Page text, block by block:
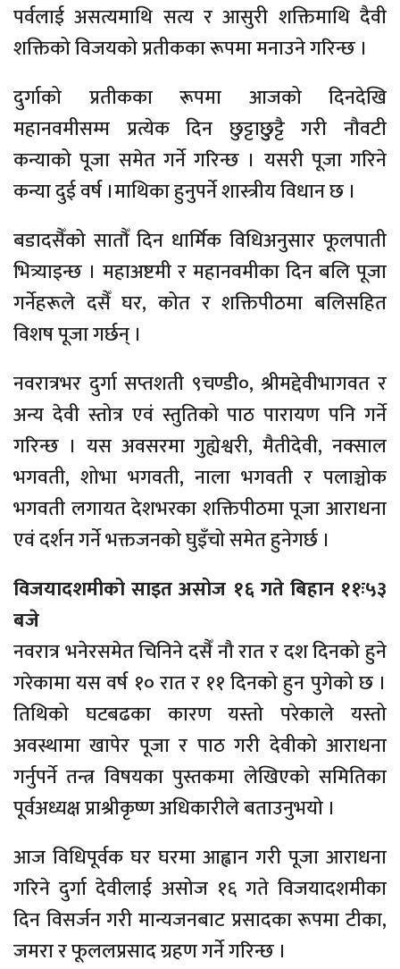
पर्वलाई असत्यमाथि सत्य र आसुरी शक्तिमाथि दैवी
शक्तिको विजयको प्रतीकका रूपमा मनाउने गरिन्छ ।
दुर्गाको प्रतीकका रूपमा आजको दिनदेखि
महानवमीसम्म प्रत्येक दिन छुट्टाछुुट्टै गरी नौवटी
कन्याको पूजा समेत गर्ने गरिन्छ । यसरी पूजा गरिने
कन्या दुई वर्ष ।माथिका हुनुपर्ने शास्त्रीय विधान छ ।
बडादसैँको सातौँ दिन धार्मिक विधिअनुसार फूलपाती
भित्र्याइन्छ । महाअष्टमी र महानवमीका दिन बलि पूजा
गर्नेहरूले दसैँ घर, कोत र शक्तिपीठमा बलिसहित
विशष पूजा गर्छन् ।
नवरात्रभर दुर्गा सप्तशती ९चण्डी०, श्रीमद्देवीभागवत र
अन्य देवी स्तोत्र एवं स्तुतिको पाठ पारायण पनि गर्ने
गरिन्छ । यस अवसरमा गुह्येश्वरी, मैतीदेवी, नक्साल
भगवती, शोभा भगवती, नाला भगवती र पलाञ्चोक
भगवती लगायत देशभरका शक्तिपीठमा पूजा आराधना
एवं दर्शन गर्ने भक्तजनको घुइँचो समेत हुनेगर्छ ।
विजयादशमीको साइत असोज १६ गते बिहान ११ः५३
बजे
नवरात्र भनेरसमेत चिनिने दसैँ नौ रात र दश दिनको हुने
गरेकामा यस वर्ष १० रात र ११ दिनको हुन पुगेको छ ।
तिथिको घटबढका कारण यस्तो परेकाले यस्तो
अवस्थामा खापेर पूजा र पाठ गरी देवीको आराधना
गर्नुपर्ने तन्त्र विषयका पुस्तकमा लेखिएको समितिका
पूर्वअध्यक्ष प्राश्रीकृष्ण अधिकारीले बताउनुभयो ।
आज विधिपूर्वक घर घरमा आह्वान गरी पूजा आराधना
गरिने दुर्गा देवीलाई असोज १६ गते विजयादशमीका
दिन विसर्जन गरी मान्यजनबाट प्रसादका रूपमा टीका,
जमरा र फूललप्रसाद ग्रहण गर्ने गरिन्छ ।